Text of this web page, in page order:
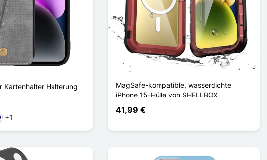
Kartenhalter Halterung
+1
MagSafe-kompatible, wasserdichte
iPhone 15-Hülle von SHELLBOX
41,99 €